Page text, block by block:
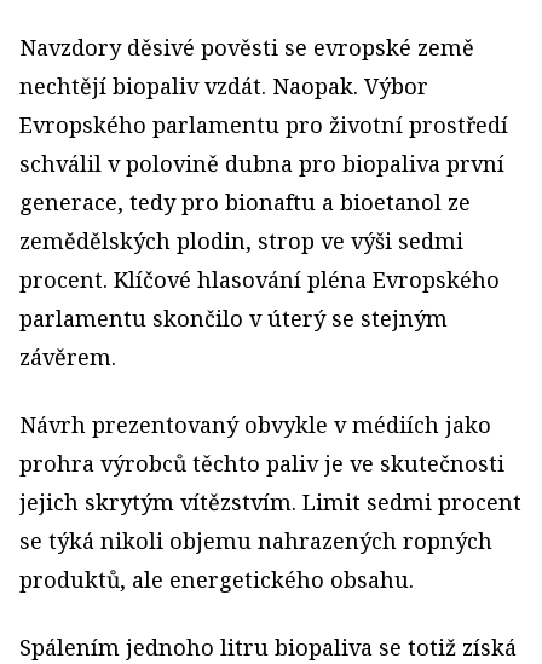
Navzdory děsivé pověsti se evropské země
nechtějí biopaliv vzdát. Naopak. Výbor
Evropského parlamentu pro životní prostředí
schválil v polovině dubna pro biopaliva první
generace, tedy pro bionaftu a bioetanol ze
zemědělských plodin, strop ve výši sedmi
procent. Klíčové hlasování pléna Evropského
parlamentu skončilo v úterý se stejným
závěrem.
Návrh prezentovaný obvykle v médiích jako
prohra výrobců těchto paliv je ve skutečnosti
jejich skrytým vítězstvím. Limit sedmi procent
se týká nikoli objemu nahrazených ropných
produktů, ale energetického obsahu.
Spálením jednoho litru biopaliva se totiž získá